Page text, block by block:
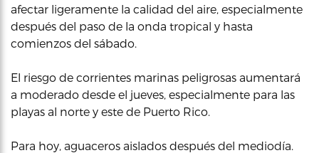
afectar ligeramente la calidad del aire, especialmente
después del paso de la onda tropical y hasta
comienzos del sábado.
El riesgo de corrientes marinas peligrosas aumentará
a moderado desde el jueves, especialmente para las
playas al norte y este de Puerto Rico.
Para hoy, aguaceros aislados después del mediodía.